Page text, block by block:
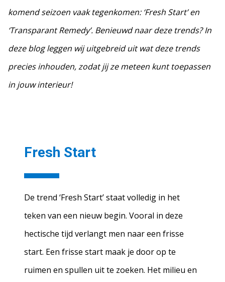
komend seizoen vaak tegenkomen: ‘Fresh Start’ en
‘Transparant Remedy’. Benieuwd naar deze trends? In
deze blog leggen wij uitgebreid uit wat deze trends
precies inhouden, zodat jij ze meteen kunt toepassen
in jouw interieur!
Fresh Start
De trend ‘Fresh Start’ staat volledig in het
teken van een nieuw begin. Vooral in deze
hectische tijd verlangt men naar een frisse
start. Een frisse start maak je door op te
ruimen en spullen uit te zoeken. Het milieu en